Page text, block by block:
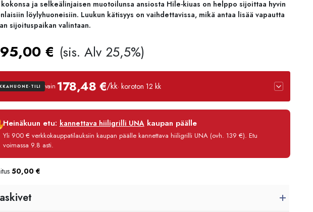
ja selkeälinjaisen muotoilunsa ansiosta Hile-kiuas on helppo sijoittaa hyvin
löylyhuoneisiin. Luukun kätisyys on vaihdettavissa, mikä antaa lisää vapautta
sijoituspaikan valintaan.
€ (sis. Alv 25,5%)
TILI vain 178,48 €/kk· koroton 12 kk
Käsittelymaksu
Heinäkuun etu: kannettava hiiligrilli UNAkaupan päälle
Yli 900 € verkkokauppatilauksiin kaupan päälle kannettava hiiligrilli UNA (ovh. 139 €). Etu
voimassa 9.8 asti.
50,00 €